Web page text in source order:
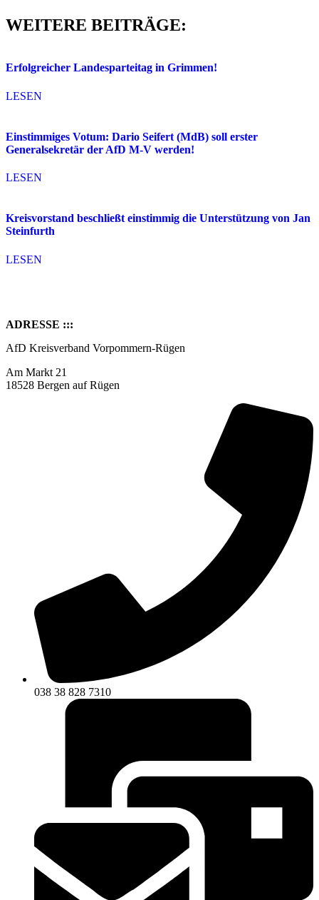
WEITERE BEITRÄGE:
Erfolgreicher Landesparteitag in Grimmen!
LESEN
Einstimmiges Votum: Dario Seifert (MdB) soll erster
Generalsekretär der AfD M-V werden!
LESEN
Kreisvorstand beschließt einstimmig die Unterstützung von Jan
Steinfurth
LESEN
ADRESSE :::
AfD Kreisverband Vorpommern-Rügen
Am Markt 21
18528 Bergen auf Rügen
038 38 828 7310